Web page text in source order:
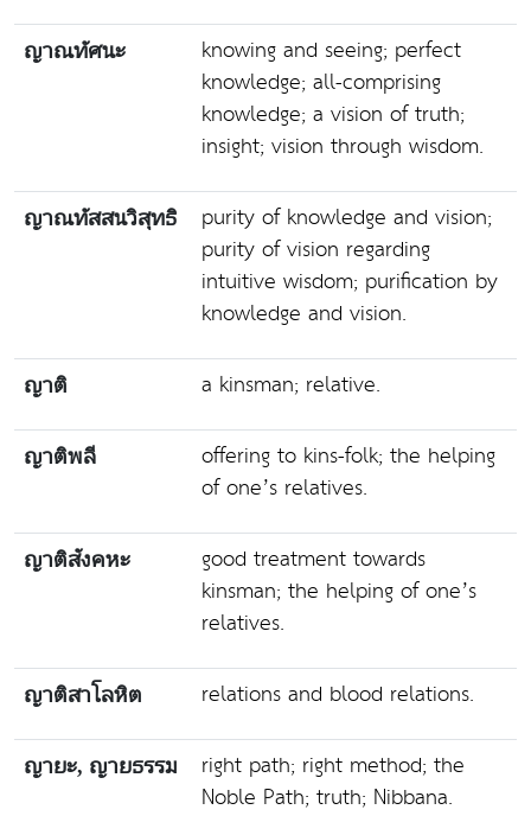
ญาณทัศนะ
knowing and seeing; perfect
knowledge; all-comprising
knowledge; a vision of truth;
insight; vision through wisdom.
ญาณทัสสนวิสุทธิ
purity of knowledge and vision;
purity of vision regarding
intuitive wisdom; purification by
knowledge and vision.
ญาติ a kinsman; relative.
ญาติพลี
offering to kins-folk; the helping
of one’s relatives.
ญาติสังคหะ
good treatment towards
kinsman; the helping of one’s
relatives.
ญาติสาโลหิต relations and blood relations.
ญายะ, ญายธรรม
right path; right method; the
Noble Path; truth; Nibbana.